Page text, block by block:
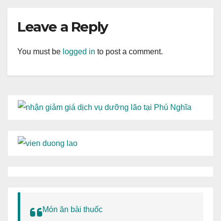
Leave a Reply
You must be logged in to post a comment.
Món ăn bài thuốc